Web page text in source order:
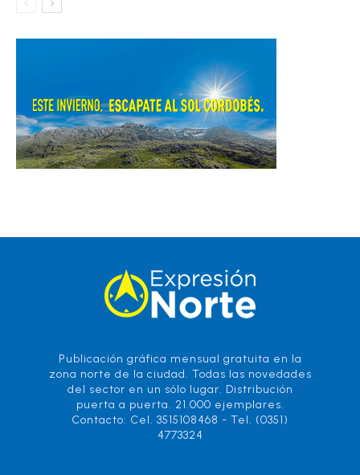
Publicación gráfica mensual gratuita en la
zona norte de la ciudad. Todas las novedades
del sector en un sólo lugar. Distribución
puerta a puerta. 21.000 ejemplares.
Contacto: Cel. 3515108468 - Tel. (0351)
4773324